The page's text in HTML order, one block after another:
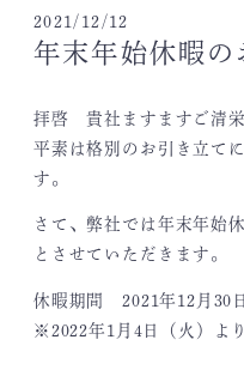
2021/12/12
年末年始休暇の
拝啓 貴社ますますご清栄
平素は格別のお引き立て
す。
さて、弊社では年末年始
とさせていただきます。
休暇期間 2021年12月30
※2022年1月4日（火）よ